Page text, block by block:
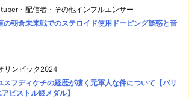
・配信者・その他インフルエンサー
の朝倉未来戦でのステロイド使用ドーピング疑惑と音
リンピック2024
スフディケチの経歴が凄く元軍人な件について【パリ
ピストル銀メダル】